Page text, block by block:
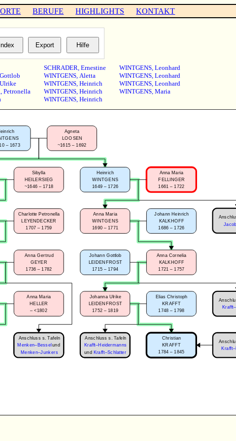
ORTE BERUFE HIGHLIGHTS KONTAKT
Gottlob
Ulrike
, Petronella
SCHRADER, Ernestine
WINTGENS, Aletta
WINTGENS, Heinrich
WINTGENS, Heinrich
WINTGENS, Heinrich
WINTGENS, Leonhard
WINTGENS, Leonhard
WINTGENS, Leonhard
WINTGENS, Maria
Heinrich
WINTGENS
1649 – 1726
Anna Maria
FELLINGER
1661 – 1722
Johann Heinrich
KALKHOFF
1686 – 1726
Anna Maria
WINTGENS
1690 – 1771
Anna Cornelia
KALKHOFF
1721 – 1757
Johann Gottlob
LEIDENFROST
1715 – 1794
Johanna Ulrike
LEIDENFROST
1752 – 1819
Elias Christoph
KRAFFT
1748 – 1798
Christian
KRAFFT
1784 – 1845
Anschluss s. Tafeln
Krafft–Heidermanns
und Krafft–Schlatter
Anna Maria
HELLER
–<1802
Anna Gertrud
GEYER
1736 – 1782
Charlotte Petronella
LEYENDECKER
1707 – 1759
Sibylla
HEILERSIEG
~1646 – 1718
– 1673
Agneta
LOOSEN
~1615 – 1692
Anschluss s. Tafeln
Menken–Bessel und
Menken–Junkers